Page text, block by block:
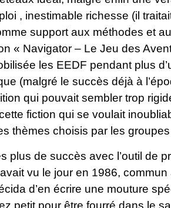
, inestimable richesse (il
support aux méthodes et
« Navigator – Le Jeu des
les EEDF pendant plus
(malgré le succès déjà à
qui pouvait sembler trop
fiction qui se voulait
thèmes choisis par les
plus de succès avec l’outil de
vu le jour en 1986,
d’en écrire une mouture
petit pour être fourré dans le